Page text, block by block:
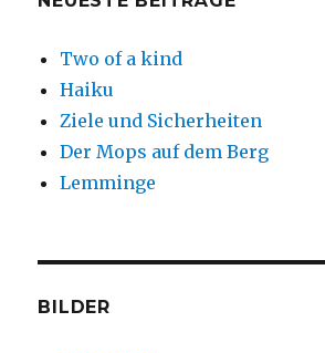
Two of a kind
Haiku
Ziele und Sicherheiten
Der Mops auf dem Berg
Lemminge
BILDER